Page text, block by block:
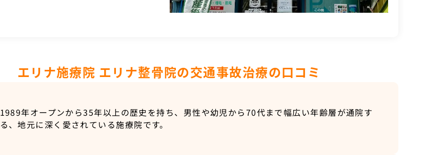
エリナ施療院 エリナ整骨院の交通事故治療の口コミ
1989年オープンから35年以上の歴史を持ち、男性や幼児から70代まで幅広い年齢層が通院す
る、地元に深く愛されている施療院です。